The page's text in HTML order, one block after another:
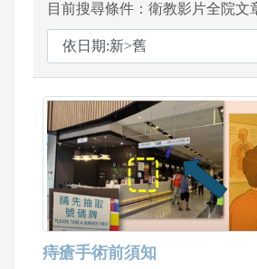
目前搜尋條件：衛教影片全院文
痔瘡手術前須知